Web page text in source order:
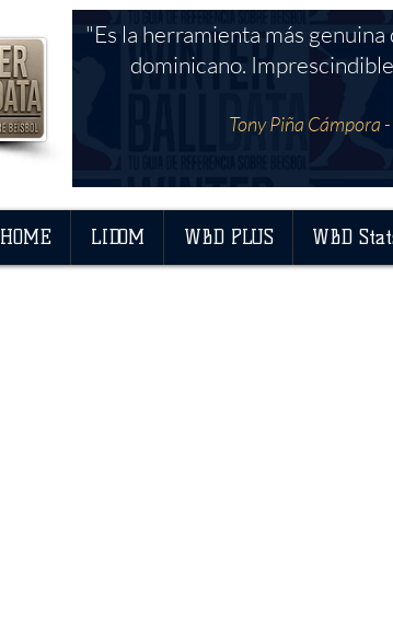
HOME LIDOM WBD PLUS WBD
"Es la herramienta más
dominicano.
Tony Piña